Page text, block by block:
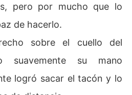
pero por mucho que lo
de hacerlo.
sobre el cuello del
suavemente su mano
logró sacar el tacón y lo